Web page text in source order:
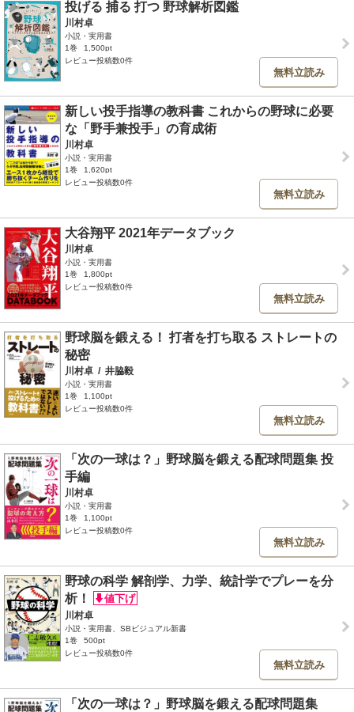
投げる 捕る 打つ 野球解析図鑑
川村卓
小説・実用書
1巻
1,500pt
レビュー投稿数0件
無料立読み
新しい投手指導の教科書 これからの野球に必要
な「野手兼投手」の育成術
川村卓
小説・実用書
1巻
1,620pt
レビュー投稿数0件
無料立読み
大谷翔平 2021年データブック
川村卓
小説・実用書
1巻
1,800pt
レビュー投稿数0件
無料立読み
野球脳を鍛える！ 打者を打ち取る ストレートの
秘密
川村卓 / 井脇毅
小説・実用書
1巻
1,100pt
レビュー投稿数0件
無料立読み
「次の一球は？」野球脳を鍛える配球問題集 投
手編
川村卓
小説・実用書
1巻
1,100pt
レビュー投稿数0件
無料立読み
野球の科学 解剖学、力学、統計学でプレーを分
析！
川村卓
小説・実用書、SBビジュアル新書
1巻
500pt
レビュー投稿数0件
無料立読み
「次の一球は？」野球脳を鍛える配球問題集